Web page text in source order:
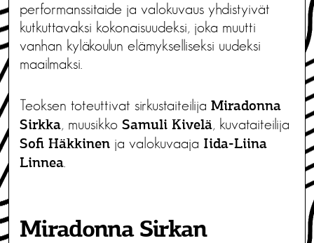
performanssitaide ja valokuvaus yhdistyivät
kutkuttavaksi kokonaisuudeksi, joka muutti
vanhan kyläkoulun elämykselliseksi uudeksi
maailmaksi.
Teoksen toteuttivat sirkustaiteilija Miradonna
Sirkka, muusikko Samuli Kivelä, kuvataiteilija
Sofi Häkkinen ja valokuvaaja Iida-Liina
Linnea
Miradonna Sirkan